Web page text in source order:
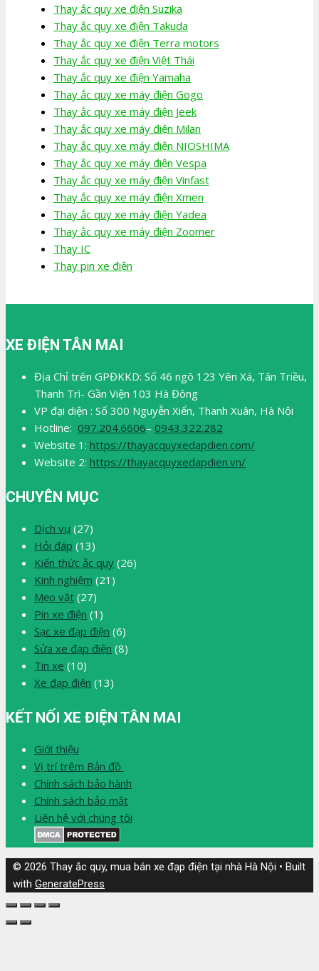
Thay ắc quy xe điện Suzika
Thay ắc quy xe điện Takuda
Thay ắc quy xe điện Terra motors
Thay ắc quy xe điện Việt Thái
Thay ắc quy xe điện Yamaha
Thay ắc quy xe máy điện Gogo
Thay ắc quy xe máy điện Jeek
Thay ắc quy xe máy điện Milan
Thay ắc quy xe máy điện NIOSHIMA
Thay ắc quy xe máy điện Vespa
Thay ắc quy xe máy điện Vinfast
Thay ắc quy xe máy điện Xmen
Thay ắc quy xe máy điện Yadea
Thay ắc quy xe máy điện Zoomer
Thay IC
Thay pin xe điện
XE ĐIỆN TÂN MAI
Địa Chỉ trên GPĐKKD: Số 46 ngõ 123 Yên Xá, Tân Triều,
Thanh Trì- Gần Viện 103 Hà Đông
VP đại diện : Số 300 Nguyễn Xiển, Thanh Xuân, Hà Nội
Hotline: 097.204.6606– 0943.322.282
Website 1: https://thayacquyxedapdien.com/
Website 2: https://thayacquyxedapdien.vn/
CHUYÊN MỤC
Dịch vụ (27)
Hỏi đáp (13)
Kiến thức ắc quy (26)
Kinh nghiệm (21)
Mẹo vặt (27)
Pin xe điện (1)
Sạc xe đạp điện (6)
Sửa xe đạp điện (8)
Tin xe (10)
Xe đạp điện (13)
KẾT NỐI XE ĐIỆN TÂN MAI
Giới thiệu
Vị trí trêm Bản đồ
Chính sách bảo hành
Chính sách bảo mật
Liên hệ với chúng tôi
© 2026 Thay ắc quy, mua bán xe đạp điện tại nhà Hà Nội • Built
with GeneratePress